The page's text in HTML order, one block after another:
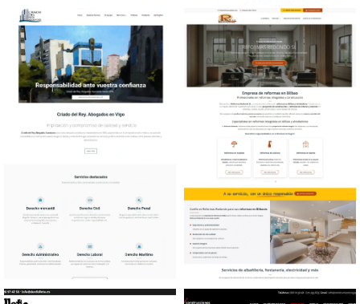
Diseño web Bufete
Abogados
Diseño web Sector
conservero
Diseño web Bufete
Diseño web Reformas